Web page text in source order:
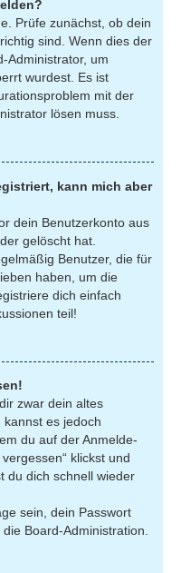
Prüfe zunächst, ob dein
sind. Wenn dies der
Administrator, um
wurdest. Es ist
mit der
lösen muss.
kann mich aber
dein Benutzerkonto aus
gelöscht hat.
Benutzer, die für
haben, um die
dich einfach
teil!
zwar dein altes
es jedoch
du auf der Anmelde-
klickst und
du dich schnell wieder
sein, dein Passwort
Board-Administration.